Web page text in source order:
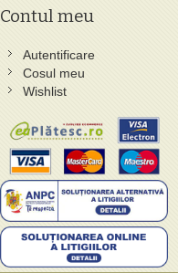
Contul meu
Autentificare
Cosul meu
Wishlist